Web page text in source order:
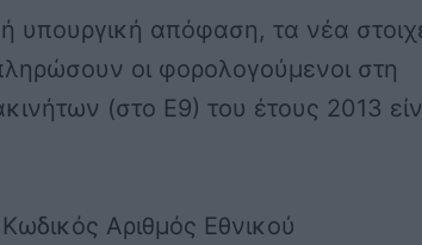
υπουργική απόφαση, τα νέα
οι φορολογούμενοι στη
(στο Ε9) του έτους 2013
Αριθμός Εθνικού